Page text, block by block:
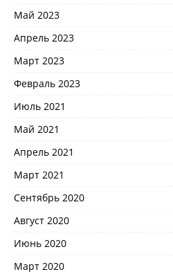
Май 2023
Апрель 2023
Март 2023
Февраль 2023
Июль 2021
Май 2021
Апрель 2021
Март 2021
Сентябрь 2020
Август 2020
Июнь 2020
Март 2020